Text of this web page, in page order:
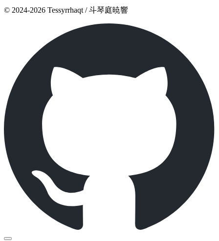
© 2024-2026 Tessyrrhaqt / 斗琴庭暁響